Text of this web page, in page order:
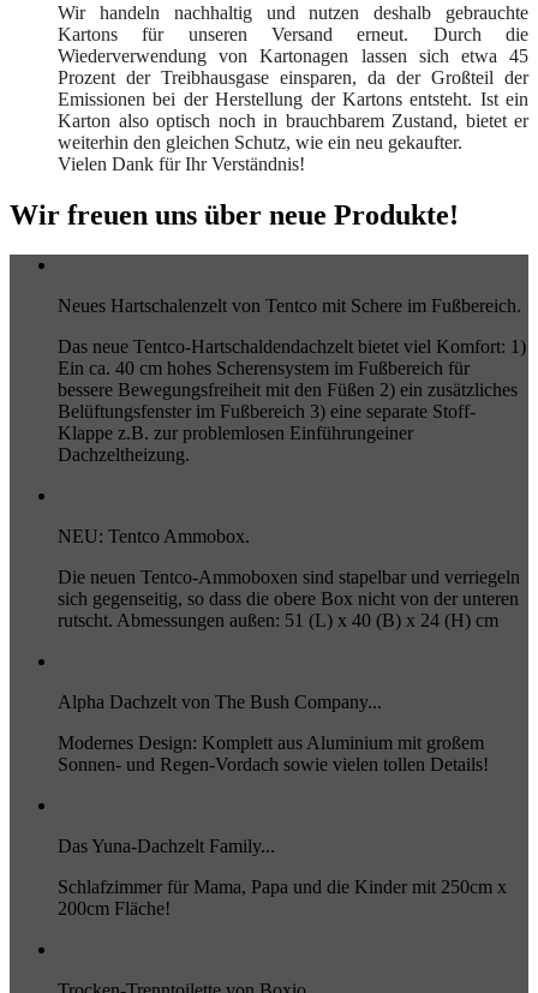
Wir handeln nachhaltig und nutzen deshalb gebrauchte
Kartons für unseren Versand erneut. Durch die
Wiederverwendung von Kartonagen lassen sich etwa 45
Prozent der Treibhausgase einsparen, da der Großteil der
Emissionen bei der Herstellung der Kartons entsteht. Ist ein
Karton also optisch noch in brauchbarem Zustand, bietet er
weiterhin den gleichen Schutz, wie ein neu gekaufter.
Vielen Dank für Ihr Verständnis!
Wir freuen uns über neue Produkte!
Neues Hartschalenzelt von Tentco mit Schere im Fußbereich.
Das neue Tentco-Hartschaldendachzelt bietet viel Komfort: 1)
Ein ca. 40 cm hohes Scherensystem im Fußbereich für
bessere Bewegungsfreiheit mit den Füßen 2) ein zusätzliches
Belüftungsfenster im Fußbereich 3) eine separate Stoff-
Klappe z.B. zur problemlosen Einführungeiner
Dachzeltheizung.
NEU: Tentco Ammobox.
Die neuen Tentco-Ammoboxen sind stapelbar und verriegeln
sich gegenseitig, so dass die obere Box nicht von der unteren
rutscht. Abmessungen außen: 51 (L) x 40 (B) x 24 (H) cm
Alpha Dachzelt von The Bush Company...
Modernes Design: Komplett aus Aluminium mit großem
Sonnen- und Regen-Vordach sowie vielen tollen Details!
Das Yuna-Dachzelt Family...
Schlafzimmer für Mama, Papa und die Kinder mit 250cm x
200cm Fläche!